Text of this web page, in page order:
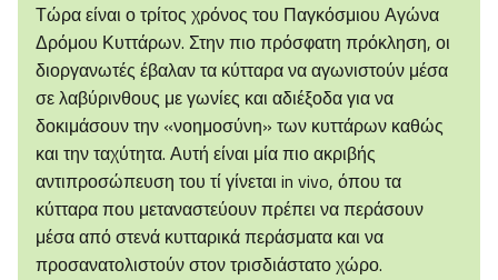
Τώρα είναι ο τρίτος χρόνος του Παγκόσμιου Αγώνα
Δρόμου Κυττάρων. Στην πιο πρόσφατη πρόκληση, οι
διοργανωτές έβαλαν τα κύτταρα να αγωνιστούν μέσα
σε λαβύρινθους με γωνίες και αδιέξοδα για να
δοκιμάσουν την «νοημοσύνη» των κυττάρων καθώς
και την ταχύτητα. Αυτή είναι μία πιο ακριβής
αντιπροσώπευση του τί γίνεται in vivo, όπου τα
κύτταρα που μεταναστεύουν πρέπει να περάσουν
μέσα από στενά κυτταρικά περάσματα και να
προσανατολιστούν στον τρισδιάστατο χώρο.